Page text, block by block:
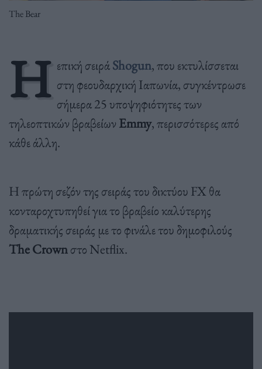
The Bear
Η επική σειράShogun, που εκτυλίσσεται
στη φεουδαρχική Ιαπωνία, συγκέντρωσε
σήμερα 25 υποψηφιότητες των
τηλεοπτικών βραβείων Emmy, περισσότερες από
κάθε άλλη.
Η πρώτη σεζόν της σειράς του δικτύου FX θα
κονταροχτυπηθεί για το βραβείο καλύτερης
δραματικής σειράς με το φινάλε του δημοφιλούς
The Crownστο Netflix.